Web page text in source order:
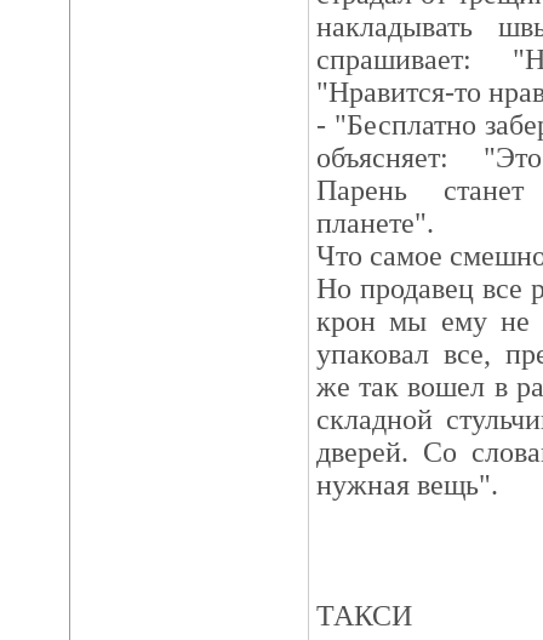
накладывать
спрашивает:
"Нравится-то
- "Бесплатно
объясняет:
Парень
планете".
Что самое
Но продавец все
крон мы ему не
упаковал все,
же так вошел в
складной
дверей. Со
нужная вещь".
ТАКСИ